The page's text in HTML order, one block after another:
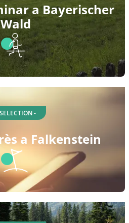
a Bayerischer
Wald
-
a Falkenstein